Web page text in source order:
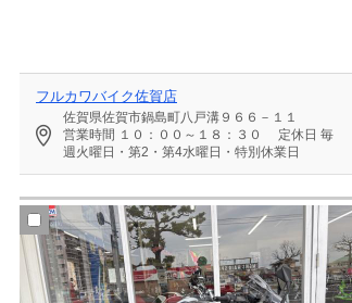
フルカワバイク佐賀店
佐賀県佐賀市鍋島町八戸溝９６６－１１
営業時間 １０：００～１８：３０ 定休日 毎
週火曜日・第2・第4水曜日・特別休業日